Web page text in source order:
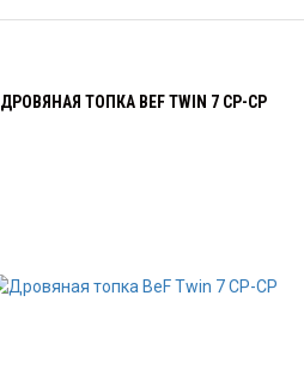
ДРОВЯНАЯ ТОПКА BEF TWIN 7 CP-CP